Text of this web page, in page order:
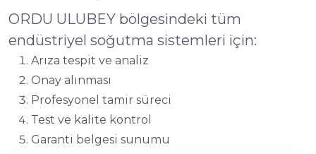
ORDU ULUBEY bölgesindeki tüm
endüstriyel soğutma sistemleri için:
Arıza tespit ve analiz
Onay alınması
Profesyonel tamir süreci
Test ve kalite kontrol
Garanti belgesi sunumu